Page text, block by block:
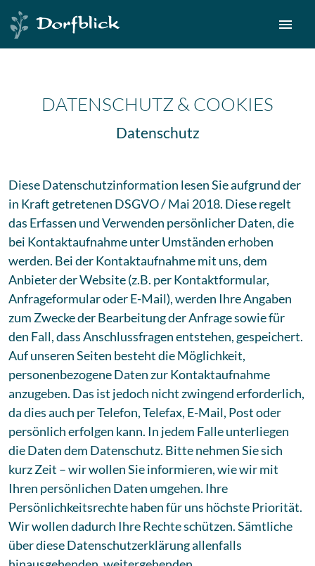
menu
DATENSCHUTZ & COOKIES
Datenschutz
Diese Datenschutzinformation lesen Sie aufgrund der
in Kraft getretenen DSGVO / Mai 2018. Diese regelt
das Erfassen und Verwenden persönlicher Daten, die
bei Kontaktaufnahme unter Umständen erhoben
werden. Bei der Kontaktaufnahme mit uns, dem
Anbieter der Website (z.B. per Kontaktformular,
Anfrageformular oder E-Mail), werden Ihre Angaben
zum Zwecke der Bearbeitung der Anfrage sowie für
den Fall, dass Anschlussfragen entstehen, gespeichert.
Auf unseren Seiten besteht die Möglichkeit,
personenbezogene Daten zur Kontaktaufnahme
anzugeben. Das ist jedoch nicht zwingend erforderlich,
da dies auch per Telefon, Telefax, E-Mail, Post oder
persönlich erfolgen kann. In jedem Falle unterliegen
die Daten dem Datenschutz. Bitte nehmen Sie sich
kurz Zeit – wir wollen Sie informieren, wie wir mit
Ihren persönlichen Daten umgehen. Ihre
Persönlichkeitsrechte haben für uns höchste Priorität.
Wir wollen dadurch Ihre Rechte schützen. Sämtliche
über diese Datenschutzerklärung allenfalls